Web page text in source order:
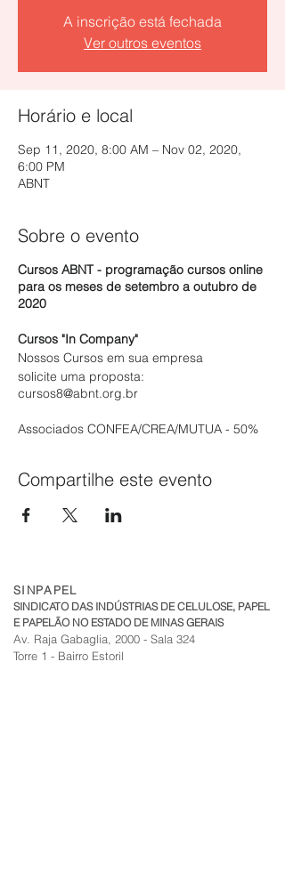
A inscrição está fechada
Ver outros eventos
Horário e local
Sep 11, 2020, 8:00 AM – Nov 02, 2020,
6:00 PM
ABNT
Sobre o evento
Cursos ABNT - programação cursos online
para os meses de setembro a outubro de
2020
Cursos "In Company"
Nossos Cursos em sua empresa
solicite uma proposta:
cursos8@abnt.org.br
Associados CONFEA/CREA/MUTUA - 50%
Informações: cursos@abnt.org.br - tel.: 11-
Compartilhe este evento
SINPAPEL
SINDICATO DAS INDÚSTRIAS DE CELULOSE, PAPEL
E PAPELÃO NO ESTADO DE MINAS GERAIS
Av. Raja Gabaglia, 2000 - Sala 324
Torre 1 - Bairro Estoril